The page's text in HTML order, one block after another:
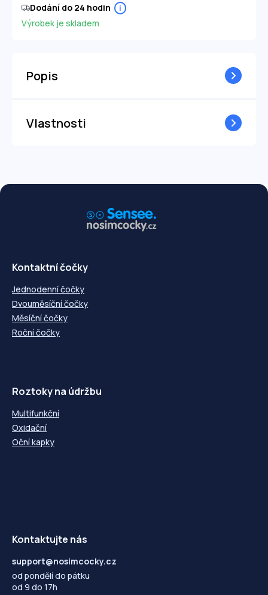
Výrobek je skladem
Dodání do 24 hodin i
Popis
Vlastnosti
Kontaktní čočky
Jednodenní čočky
Dvouměsíční čočky
Měsíční čočky
Roční čočky
Roztoky na údržbu
Multifunkční
Oxidační
Oční kapky
Kontaktujte nás
support@nosimcocky.cz
od pondělí do pátku
od 9 do 17h